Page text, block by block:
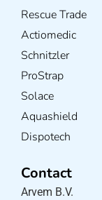
Rescue Trade
Actiomedic
Schnitzler
ProStrap
Solace
Aquashield
Dispotech
Contact
Arvem B.V.